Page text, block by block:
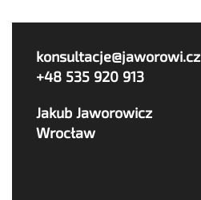
konsultacje@jaworowi.cz
+48 535 920 913
Jakub Jaworowicz
Wrocław